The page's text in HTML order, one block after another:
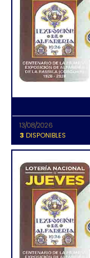
13/08/2026
3 DISPONIBLES